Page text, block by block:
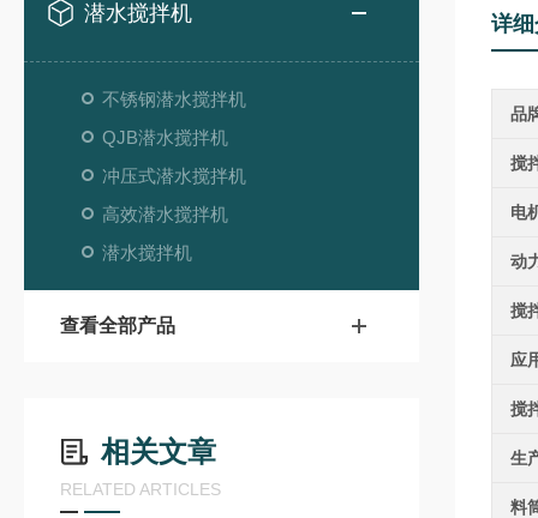
潜水搅拌机
不锈钢潜水搅拌机
QJB潜水搅拌机
冲压式潜水搅拌机
高效潜水搅拌机
潜水搅拌机
查看全部产品
相关文章
RELATED ARTICLES
详
品
搅
电
动
搅
应
搅
生
料